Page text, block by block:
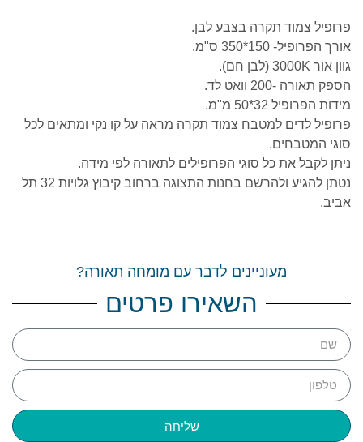
פרופיל צמוד תקרה בצבע לבן.
אורך הפרופיל- 150*350 ס"מ.
גוון אור 3000K (לבן חם).
הספק תאורה -200 וואט לד.
מידות הפרופיל 32*50 מ"מ.
פרופיל לדים למטבח צמוד תקרה מראה על קו נקי ומתאים לכל
סוגי המטבחים.
ניתן לקבל את כל סוגי הפרופילים לתאורה לפי מידה.
נטתן להגיע ולהרשם בחנות התצוגה ברחוב קיבוץ גלויות 32 תל
אביב.
מעוניינים לדבר עם מומחה תאורה?
השאירו פרטים
שליחה